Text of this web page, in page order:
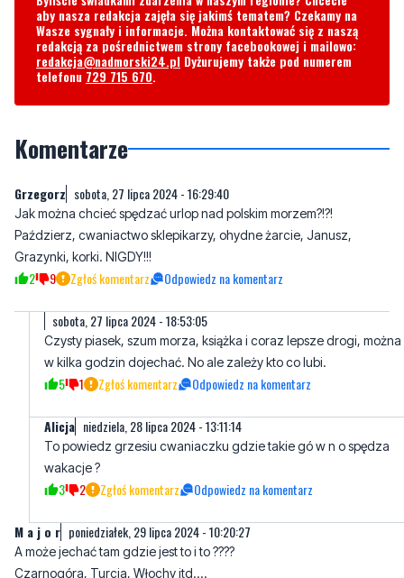
Byliście świadkami zdarzenia w naszym regionie? Chcecie
aby nasza redakcja zajęła się jakimś tematem? Czekamy na
redakcją za pośrednictwem strony facebookowej i mailowo:
telefonu729 715 670
Komentarze
Grzegorz sobota, 27 lipca 2024 - 16:29:40
Jak można chcieć spędzać urlop nad polskim morzem?!?!
Grazynki, korki. NIGDY!!!
9 Zgłoś komentarz Odpowiedz na komentarz
sobota, 27 lipca 2024 - 18:53:05
w kilka godzin dojechać. No ale zależy kto co lubi.
5 1 Zgłoś komentarz Odpowiedz na komentarz
Alicja niedziela, 28 lipca 2024 - 13:11:14
wakacje ?
3 2 Zgłoś komentarz Odpowiedz na komentarz